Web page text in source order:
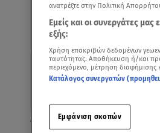
Δείτε
Οι Τούρκοι απείλησαν ανοιχτά με
ανατρέξτε στην Πολιτική
Εμείς και οι συνεργάτες
εξής:
Χρήση επακριβών δεδομένων
ταυτότητας. Αποθήκευση ή/και
περιεχόμενο, μέτρηση διαφήμισης
Κατάλογος συνεργατών
Εμφάνιση σκοπών